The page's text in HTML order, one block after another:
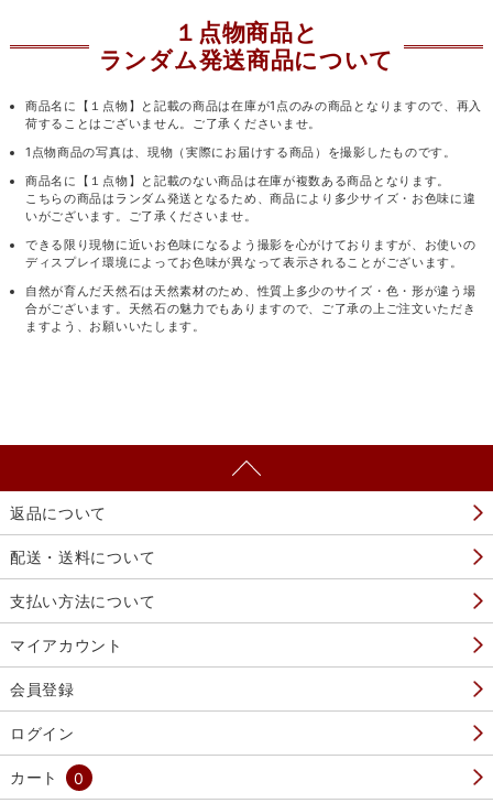
１点物商品と
ランダム発送商品について
商品名に【１点物】と記載の商品は在庫が1点のみの商品となりますので、再入
荷することはございません。ご了承くださいませ。
1点物商品の写真は、現物（実際にお届けする商品）を撮影したものです。
商品名に【１点物】と記載のない商品は在庫が複数ある商品となります。
こちらの商品はランダム発送となるため、商品により多少サイズ・お色味に違
いがございます。ご了承くださいませ。
できる限り現物に近いお色味になるよう撮影を心がけておりますが、お使いの
ディスプレイ環境によってお色味が異なって表示されることがございます。
自然が育んだ天然石は天然素材のため、性質上多少のサイズ・色・形が違う場
合がございます。天然石の魅力でもありますので、ご了承の上ご注文いただき
ますよう、お願いいたします。
返品について
配送・送料について
支払い方法について
マイアカウント
会員登録
ログイン
カート 0